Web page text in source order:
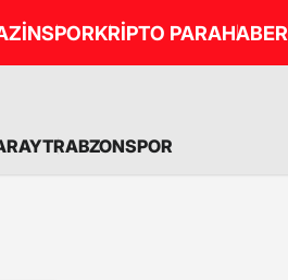
SPORKRİPTO PARAHABER
TRABZONSPOR